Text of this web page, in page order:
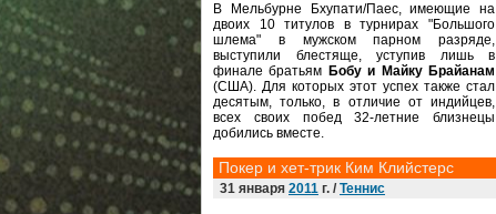
В Мельбурне Бхупати/Паес, имеющие на
двоих 10 титулов в турнирах "Большого
шлема" в мужском парном разряде,
выступили блестяще, уступив лишь в
финале братьям Бобу и Майку Брайанам
(США). Для которых этот успех также стал
десятым, только, в отличие от индийцев,
всех своих побед 32-летние близнецы
добились вместе.
Покер и хет-трик Ким Клийстерс
31 января 2011 г. / Теннис